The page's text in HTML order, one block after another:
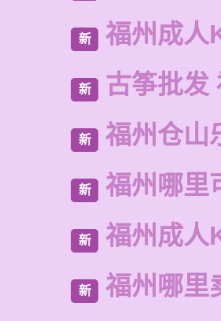
新 福州成人
新 古筝批发
新 福州仓山
新 福州哪里
新 福州成人
新 福州哪里